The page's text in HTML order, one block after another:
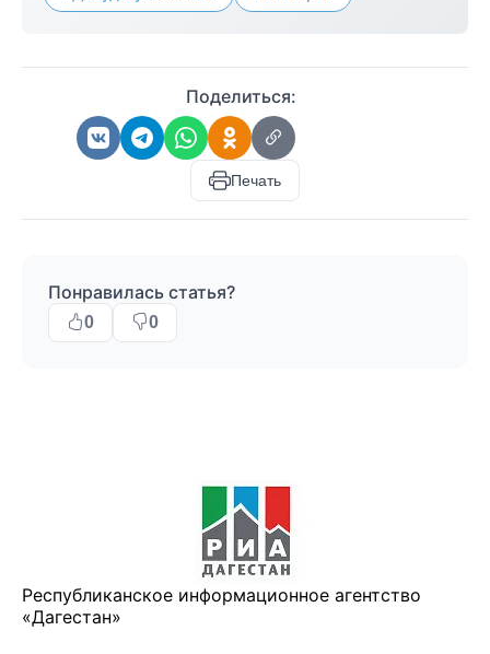
Поделиться:
Печать
Понравилась статья?
0 0
Республиканское информационное агентство
«Дагестан»